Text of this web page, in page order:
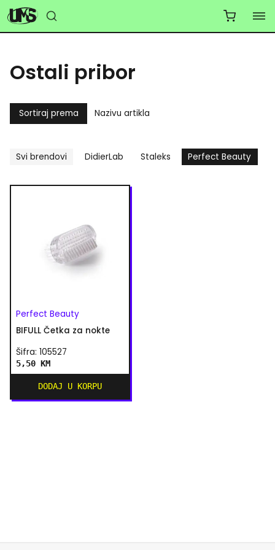
Ostali pribor
Sortiraj prema Nazivu artikla
Svi brendovi DidierLab Staleks Perfect Beauty
Perfect Beauty
BIFULL Četka za nokte
Šifra: 105527
5,50 KM
DODAJ U KORPU